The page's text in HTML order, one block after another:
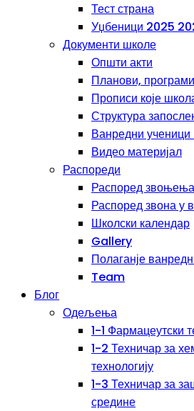
Тест страна
Уџбеници 2025
Документи школе
Општи акти
Планови,
Прописи које
Структура
Ванредни
Видео материјал
Распореди
Распоред звоњења
Распоред звона у
Школски календар
Gallery
Полаганје
Team
Блог
Одељења
1-1 Фармацеутски
1-2 Техничар за
технологију
1-3 Техничар за
средине